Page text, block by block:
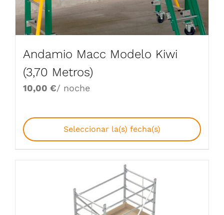
Andamio Macc Modelo Kiwi
(3,70 Metros)
10,00 €/ noche
Seleccionar la(s) fecha(s)